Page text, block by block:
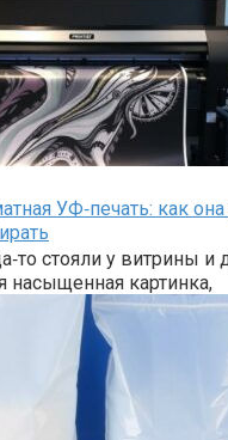
УФ‑печать: как она
стояли у витрины и
насыщенная картинка,